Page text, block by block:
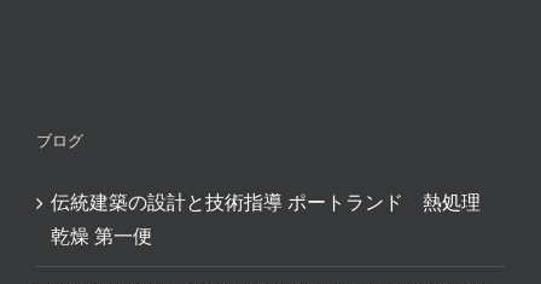
ブログ
伝統建築の設計と技術指導 ポートランド 熱処理
乾燥 第一便